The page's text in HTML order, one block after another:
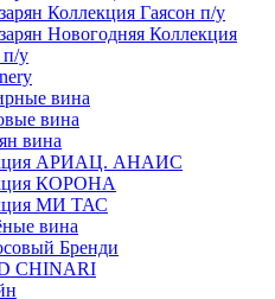
Коллекция Гаясон п/у
Новогодняя Коллекция
п/у
вина
вина
вина
АРИАЦ. АНАИС
КОРОНА
МИ ТАС
вина
Бренди
CHINARI